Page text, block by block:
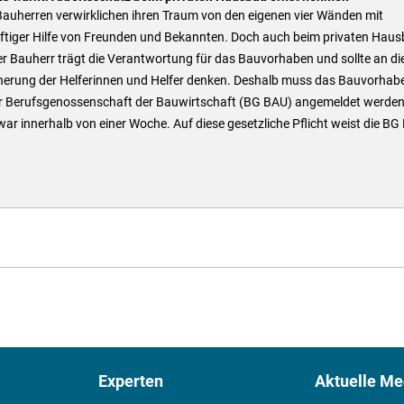
verwirklichen ihren Traum von den eigenen vier Wänden mit
Hilfe von Freunden und Bekannten. Doch auch beim privaten
Bauherr trägt die Verantwortung für das Bauvorhaben und sollte an
der Helferinnen und Helfer denken. Deshalb muss das
Berufsgenossenschaft der Bauwirtschaft (BG BAU) angemeldet
innerhalb von einer Woche. Auf diese gesetzliche Pflicht weist die BG
Experten Aktuelle